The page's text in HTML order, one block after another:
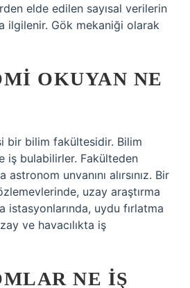
elde edilen sayısal verilerin
ilgilenir. Gök mekaniği olarak
OKUYAN NE
bir bilim fakültesidir. Bilim
iş bulabilirler. Fakülteden
unvanını alırsınız. Bir
uzay araştırma
istasyonlarında, uydu fırlatma
ve havacılıkta iş
NE IŞ